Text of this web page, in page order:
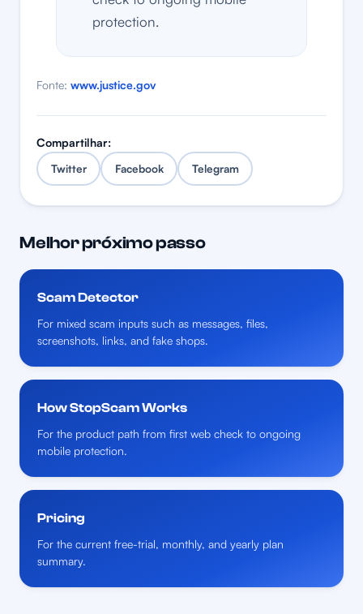
protection.
Fonte: www.justice.gov
Compartilhar:
Twitter
Facebook Telegram
Melhor próximo passo
Scam Detector
For mixed scam inputs such as messages, files,
screenshots, links, and fake shops.
How StopScam Works
For the product path from first web check to ongoing
mobile protection.
Pricing
For the current free-trial, monthly, and yearly plan
summary.